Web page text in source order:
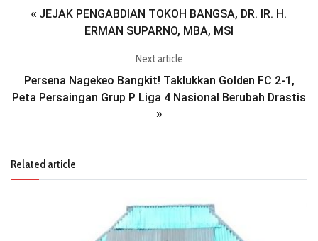
« JEJAK PENGABDIAN TOKOH BANGSA, DR. IR. H.
ERMAN SUPARNO, MBA, MSI
Next article
Persena Nagekeo Bangkit! Taklukkan Golden FC 2-1,
Peta Persaingan Grup P Liga 4 Nasional Berubah Drastis
»
Related article